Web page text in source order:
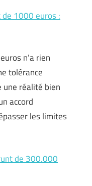
de 1000 euros :
n’a rien
tolérance
une réalité bien
accord
les limites
de 300.000